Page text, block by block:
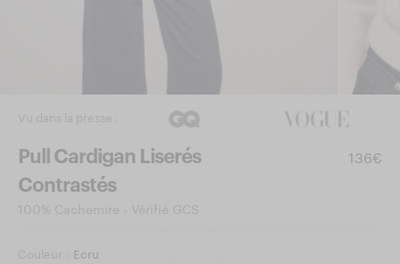
Vu dans la presse :
Pull Cardigan Liserés
Contrastés
100% Cachemire - Vérifié GCS
136€
Couleur : Ecru